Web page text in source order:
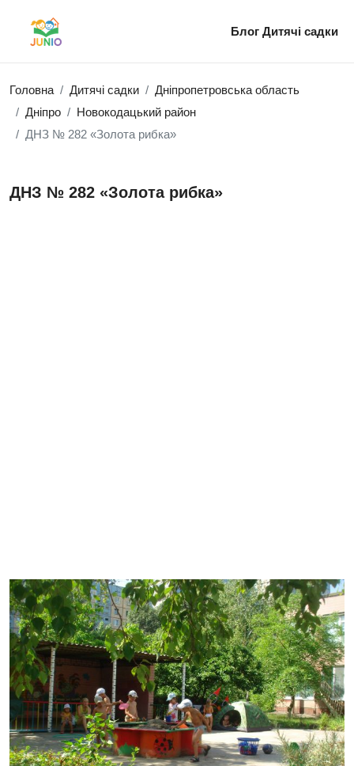
Блог Дитячі садки
Головна Дитячі садки
Дніпропетровська область
Дніпро
Новокодацький район
ДНЗ № 282 «Золота рибка»
ДНЗ № 282 «Золота рибка»